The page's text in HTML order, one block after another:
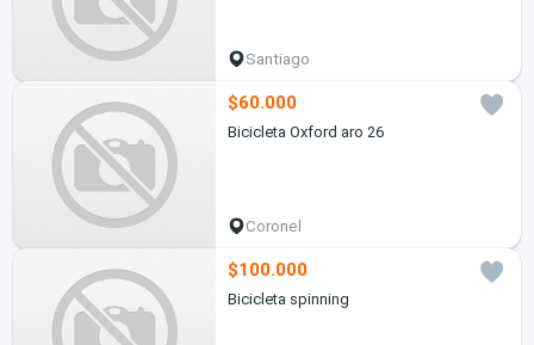
Santiago
$60.000
Bicicleta Oxford aro 26
Coronel
$100.000
Bicicleta spinning